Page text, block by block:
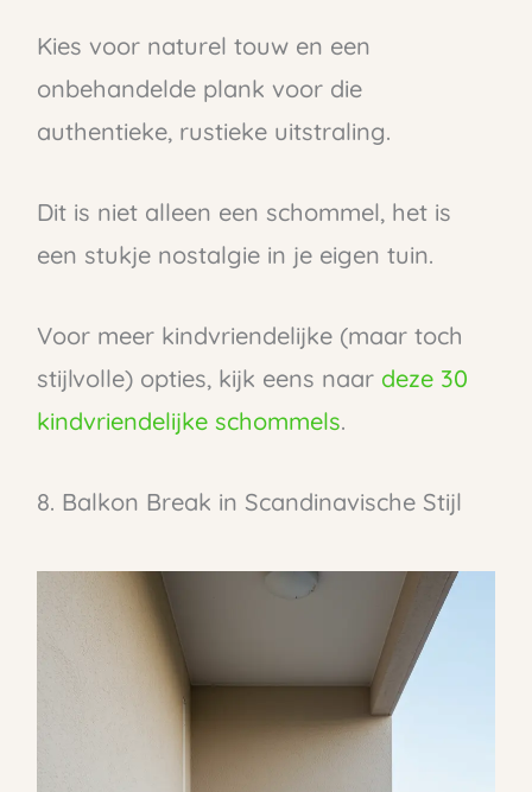
Kies voor naturel touw en een
onbehandelde plank voor die
authentieke, rustieke uitstraling.
Dit is niet alleen een schommel, het is
een stukje nostalgie in je eigen tuin.
Voor meer kindvriendelijke (maar toch
stijlvolle) opties, kijk eens naar deze 30
kindvriendelijke schommels.
8. Balkon Break in Scandinavische Stijl